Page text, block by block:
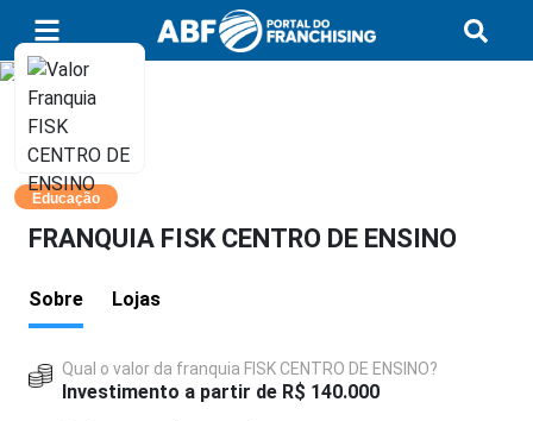
Educação
FRANQUIA FISK CENTRO DE ENSINO
Sobre Lojas
Qual o valor da franquia FISK CENTRO DE ENSINO?
Investimento a partir de R$ 140.000